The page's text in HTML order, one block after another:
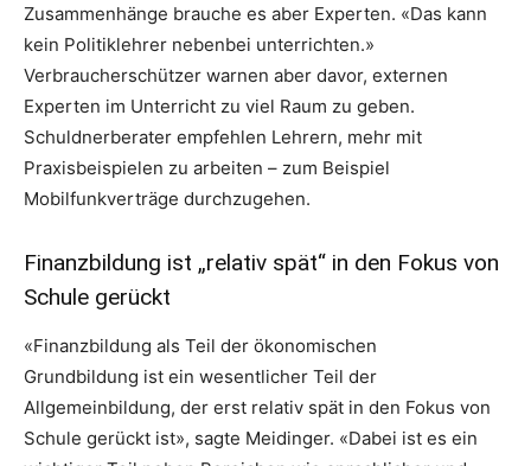
Zusammenhänge brauche es aber Experten. «Das kann
kein Politiklehrer nebenbei unterrichten.»
Verbraucherschützer warnen aber davor, externen
Experten im Unterricht zu viel Raum zu geben.
Schuldnerberater empfehlen Lehrern, mehr mit
Praxisbeispielen zu arbeiten – zum Beispiel
Mobilfunkverträge durchzugehen.
Finanzbildung ist „relativ spät“ in den Fokus von
Schule gerückt
«Finanzbildung als Teil der ökonomischen
Grundbildung ist ein wesentlicher Teil der
Allgemeinbildung, der erst relativ spät in den Fokus von
Schule gerückt ist», sagte Meidinger. «Dabei ist es ein